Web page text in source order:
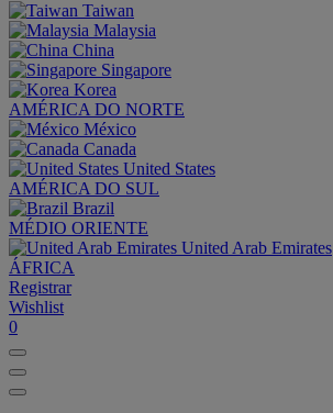
Taiwan
Malaysia
China
Singapore
Korea
AMÉRICA DO NORTE
México
Canada
United States
AMÉRICA DO SUL
Brazil
MÉDIO ORIENTE
United Arab Emirates
ÁFRICA
Registrar
Wishlist
0